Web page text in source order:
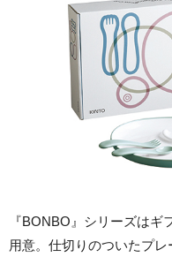
『BONBO』シリーズは
用意。仕切りのついたプ